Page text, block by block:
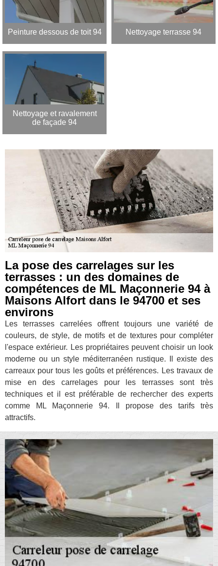
Peinture dessous de toit 94 Nettoyage terrasse 94
Nettoyage et ravalement
de façade 94
La pose des carrelages sur les
terrasses : un des domaines de
compétences de ML Maçonnerie 94 à
Maisons Alfort dans le 94700 et ses
environs
Les terrasses carrelées offrent toujours une variété de
couleurs, de style, de motifs et de textures pour compléter
l'espace extérieur. Les propriétaires peuvent choisir un look
moderne ou un style méditerranéen rustique. Il existe des
carreaux pour tous les goûts et préférences. Les travaux de
mise en des carrelages pour les terrasses sont très
techniques et il est préférable de rechercher des experts
comme ML Maçonnerie 94. Il propose des tarifs très
attractifs.